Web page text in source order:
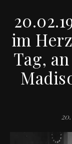
im
Tag,